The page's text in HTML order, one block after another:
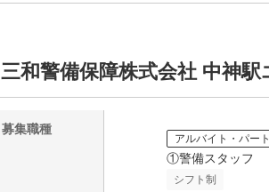
三和警備保障株式会社 中神
募集職種
アルバイト・パー
①警備スタッフ
シフト制